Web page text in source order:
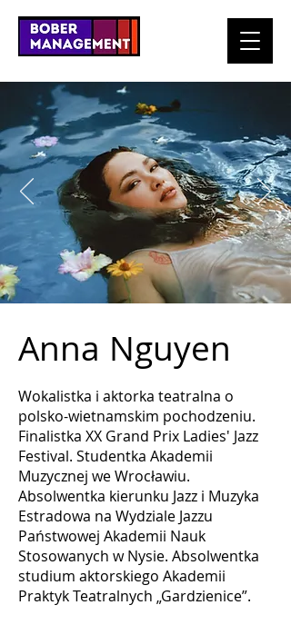
Anna Nguyen
Wokalistka i aktorka teatralna o
polsko-wietnamskim pochodzeniu.
Finalistka XX Grand Prix Ladies' Jazz
Festival. Studentka Akademii
Muzycznej we Wrocławiu.
Absolwentka kierunku Jazz i Muzyka
Estradowa na Wydziale Jazzu
Państwowej Akademii Nauk
Stosowanych w Nysie. Absolwentka
studium aktorskiego Akademii
Praktyk Teatralnych „Gardzienice”.